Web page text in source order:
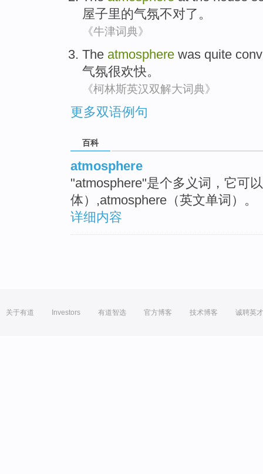
屋子里的气氛不对了。
《牛津词典》
The atmosphere was quite
气氛很欢快。
《柯林斯英汉双解大词典》
更多双语例句
百科
atmosphere
"atmosphere"是个多义词，它可
体）,atmosphere（英文单词）。
详细内容
关于有道 Investors 有道智选 官方博客 技术博客 诚聘英才